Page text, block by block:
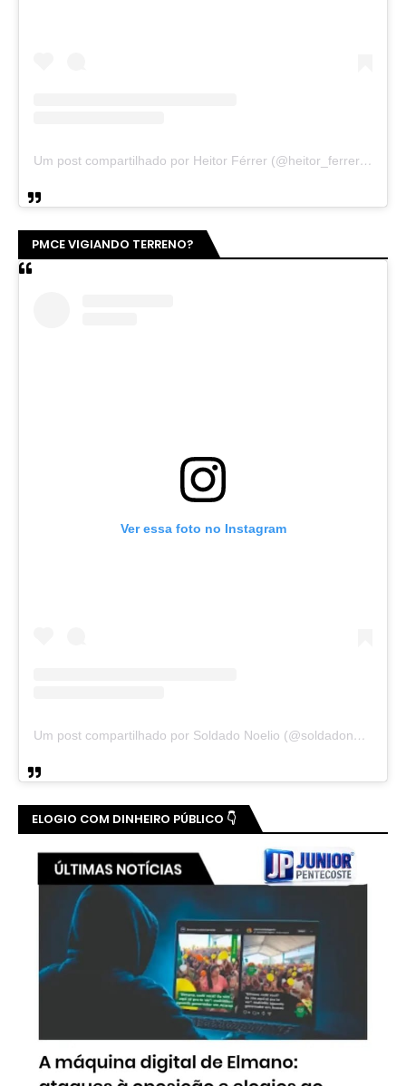
Um post compartilhado por Heitor Férrer (@heitor_ferrer77)
PMCE VIGIANDO TERRENO?
Ver essa foto no Instagram
Um post compartilhado por Soldado Noelio (@soldadonoelio)
ELOGIO COM DINHEIRO PÚBLICO 👇